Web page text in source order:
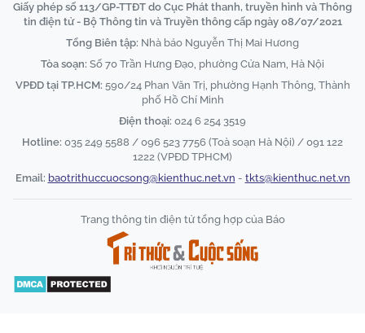
Giấy phép số 113/GP-TTĐT do Cục Phát thanh, truyền hình và Thông
tin điện tử - Bộ Thông tin và Truyền thông cấp ngày 08/07/2021
Tổng Biên tập: Nhà báo Nguyễn Thị Mai Hương
Tòa soạn: Số 70 Trần Hưng Đạo, phường Cửa Nam, Hà Nội
VPĐD tại TP.HCM: 590/24 Phan Văn Trị, phường Hạnh Thông, Thành
phố Hồ Chí Minh
Điện thoại: 024 6 254 3519
Hotline: 035 249 5588 / 096 523 7756 (Toà soạn Hà Nội) / 091 122
1222 (VPĐD TPHCM)
Email: baotrithuccuocsong@kienthuc.net.vn - tkts@kienthuc.net.vn
Trang thông tin điện tử tổng hợp của Báo